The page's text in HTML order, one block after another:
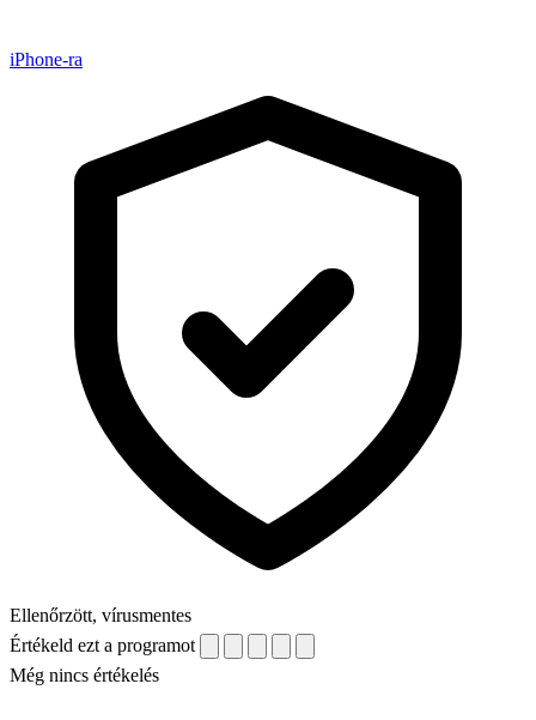
iPhone-ra
Ellenőrzött, vírusmentes
Értékeld ezt a programot
Még nincs értékelés